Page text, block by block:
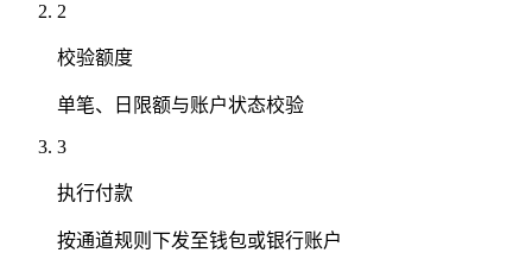
2
校验额度
单笔、日限额与账户状态校验
3
执行付款
按通道规则下发至钱包或银行账户